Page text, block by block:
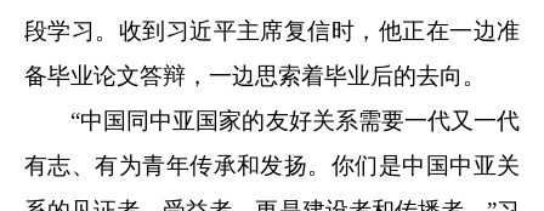
段学习。收到习近平主席复信时，他正在一边准
备毕业论文答辩，一边思索着毕业后的去向。
“中国同中亚国家的友好关系需要一代又一代
有志、有为青年传承和发扬。你们是中国中亚关